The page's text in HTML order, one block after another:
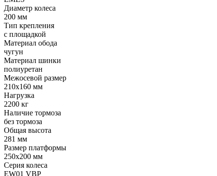
Диаметр колеса
200 мм
Тип крепления
с площадкой
Материал обода
чугун
Материал шинки
полиуретан
Межосевой размер
210x160 мм
Нагрузка
2200 кг
Наличие тормоза
без тормоза
Общая высота
281 мм
Размер платформы
250x200 мм
Серия колеса
EW01 VBP